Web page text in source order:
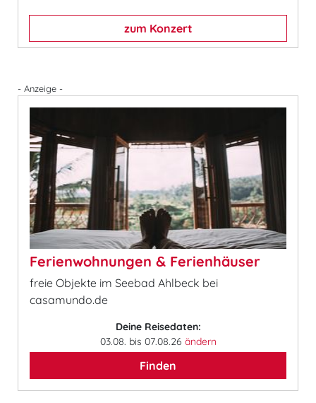
zum Konzert
- Anzeige -
Ferienwohnungen & Ferienhäuser
freie Objekte im Seebad Ahlbeck bei
casamundo.de
Deine Reisedaten:
03.08. bis 07.08.26 ändern
Finden